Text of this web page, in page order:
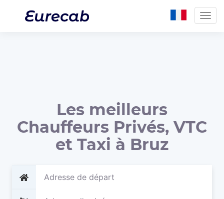
Les meilleurs
Chauffeurs Privés, VTC
et Taxi à Bruz